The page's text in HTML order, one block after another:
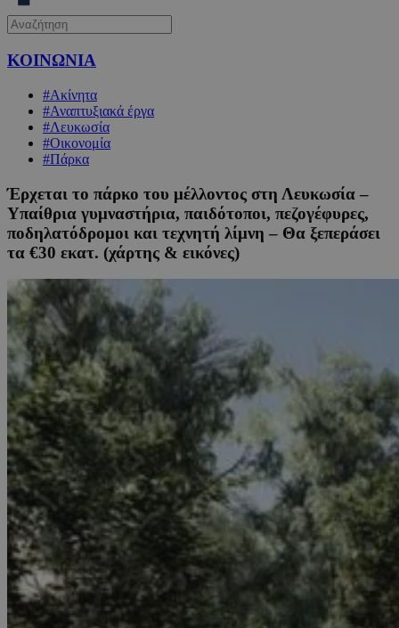
ΚΟΙΝΩΝΙΑ
#Ακίνητα
#Αναπτυξιακά έργα
#Λευκωσία
#Οικονομία
#Πάρκα
Έρχεται το πάρκο του μέλλοντος στη Λευκωσία –
Υπαίθρια γυμναστήρια, παιδότοποι, πεζογέφυρες,
ποδηλατόδρομοι και τεχνητή λίμνη – Θα ξεπεράσει
τα €30 εκατ. (χάρτης & εικόνες)